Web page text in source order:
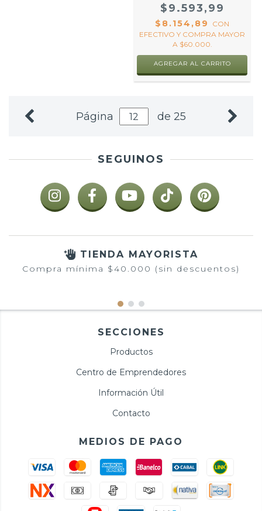
$9.593,99
$8.154,89
CON
EFECTIVO Y COMPRA MAYOR
A $60.000.
AGREGAR AL CARRITO
Página de 25
SEGUINOS
TIENDA MAYORISTA
Compra mínima $40.000 (sin descuentos)
SECCIONES
Productos
Centro de Emprendedores
Información Útil
Contacto
MEDIOS DE PAGO